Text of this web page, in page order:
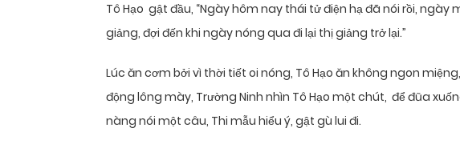
Tô Hạo gật đầu, “Ngày hôm nay thái tử điện hạ đã nói rồi,
giảng, đợi đến khi ngày nóng qua đi lại thị giảng trở lại.”
Lúc ăn cơm bởi vì thời tiết oi nóng, Tô Hạo ăn không ngon
động lông mày, Trường Ninh nhìn Tô Hạo một chút, để đũa
nàng nói một câu, Thi mẫu hiểu ý, gật gù lui đi.